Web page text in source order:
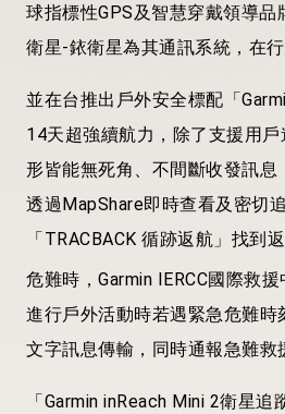
球指標性GPS及智慧穿戴領導品
衛星-銥衛星為其通訊系統，在
並在台推出戶外安全標配「
14天超強續航力，除了支援用
形皆能無死角、不間斷收發訊
透過MapShare即時查看及密切
「TRACBACK 循跡返航」找
危難時，Garmin IERCC國際救援
進行戶外活動時若遇緊急危難
文字訊息傳輸，同時通報急難救
「Garmin inReach Mini 2衛星